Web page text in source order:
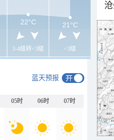
3-4级转<3级 <3级
22°C 21°C
蓝天预报
05时 06时 07时